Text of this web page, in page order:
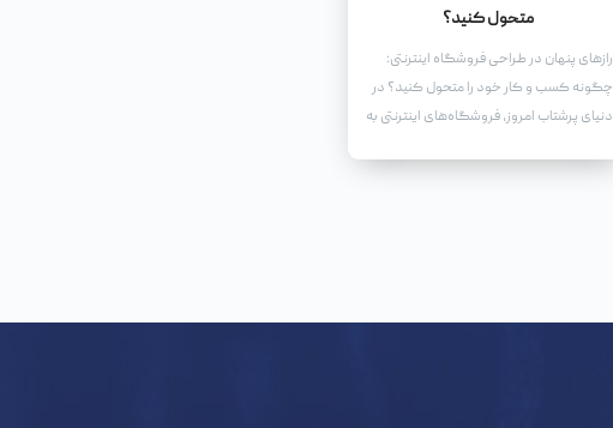
متحول کنید؟
رازهای پنهان در طراحی فروشگاه اینترنتی:
چگونه کسب و کار خود را متحول کنید؟ در
دنیای پرشتاب امروز، فروشگاه‌های اینترنتی به